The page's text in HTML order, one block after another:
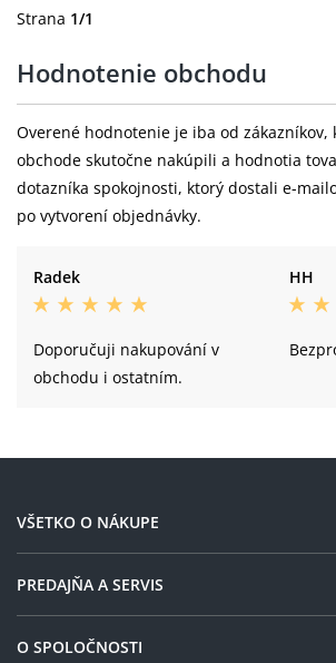
Strana 1/1
Hodnotenie obchodu
Overené hodnotenie je iba od zákazníkov,
obchode skutočne nakúpili a hodnotia
dotazníka spokojnosti, ktorý dostali e-
po vytvorení objednávky.
Radek
Doporučuji nakupování v
obchodu i ostatním.
HH
VŠETKO O NÁKUPE
PREDAJŇA A SERVIS
O SPOLOČNOSTI